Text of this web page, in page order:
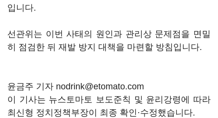
입니다.
선관위는 이번 사태의 원인과 관리상 문제점을 면밀
히 점검한 뒤 재발 방지 대책을 마련할 방침입니다.
윤금주 기자 nodrink@etomato.com
이 기사는 뉴스토마토 보도준칙 및 윤리강령에 따라
최신형 정치정책부장이 최종 확인·수정했습니다.